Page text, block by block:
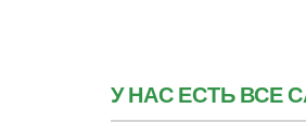
У НАС ЕСТЬ ВСЕ